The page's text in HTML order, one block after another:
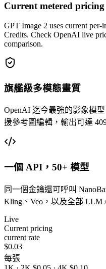
Current metered pricing
GPT Image 2 uses current
Credits. Check OpenAI live
comparison.
旗艦級多模態畫質
OpenAI 迄今最強的影象模
援參考圖編輯，輸出可達
一個 API，50+ 模型
同一個金鑰還可呼叫
Kling、Veo，以及全部 LLM
Live
Current pricing
current rate
$0.03
每張